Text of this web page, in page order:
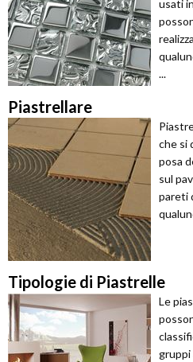
usati
...
Piastrellare
che si
posa
sul
pareti
Tipologie di Piastrelle
Le
gruppi